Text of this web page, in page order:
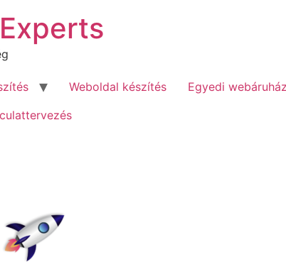
Weboldal készítés Egyedi webáruház